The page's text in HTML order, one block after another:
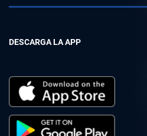
DESCARGA LA APP